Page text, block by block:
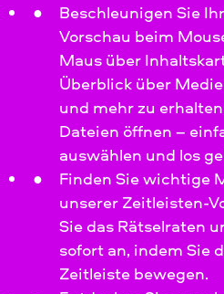
Beschleunigen Sie
Vorschau beim
Maus über
Überblick über
und mehr zu
Dateien öffnen –
auswählen und los
Finden Sie wichtige
unserer Zeitleisten-
Sie das Rätselraten
sofort an, indem Sie
Zeitleiste bewegen.